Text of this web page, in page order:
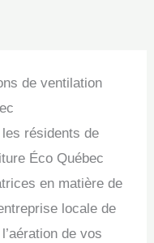
de ventilation
résidents de
Éco Québec
en matière de
locale de
de vos